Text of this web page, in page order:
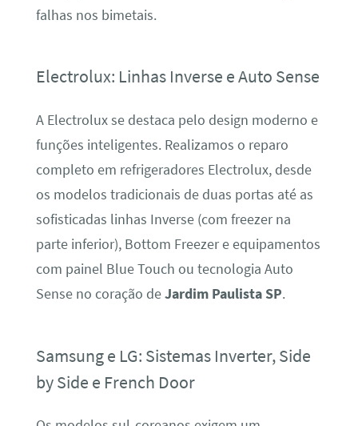
falhas nos bimetais.
Electrolux: Linhas Inverse e Auto Sense
A Electrolux se destaca pelo design moderno e
funções inteligentes. Realizamos o reparo
completo em refrigeradores Electrolux, desde
os modelos tradicionais de duas portas até as
sofisticadas linhas Inverse (com freezer na
parte inferior), Bottom Freezer e equipamentos
com painel Blue Touch ou tecnologia Auto
Sense no coração deJardim Paulista SP.
Samsung e LG: Sistemas Inverter, Side
by Side e French Door